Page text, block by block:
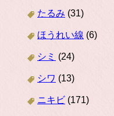
たるみ (31)
ほうれい線 (6)
シミ (24)
シワ (13)
ニキビ (171)